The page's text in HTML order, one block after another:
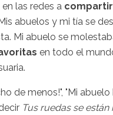
las redes a
abuelos y mi tía se
Mi abuelo se
en todo el
de menos!", "Mi
Tus ruedas se